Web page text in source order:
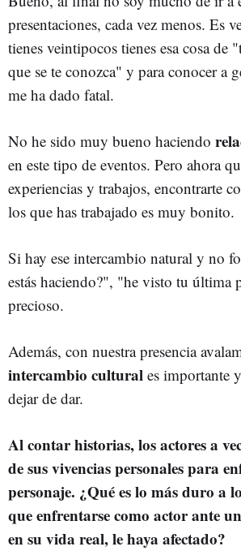
presentaciones, cada vez menos. Es
tienes veintipocos tienes esa cosa de
que se te conozca" y para conocer a
me ha dado fatal.
No he sido muy bueno haciendo
en este tipo de eventos. Pero ahora
experiencias y trabajos, encontrarte
los que has trabajado es muy bonito.
Si hay ese intercambio natural y no
estás haciendo?", "he visto tu última
precioso.
Además, con nuestra presencia
intercambio cultural es importante
dejar de dar.
Al contar historias, los actores a
de sus vivencias personales para
personaje. ¿Qué es lo más duro a
que enfrentarse como actor ante
en su vida real, le haya afectado?